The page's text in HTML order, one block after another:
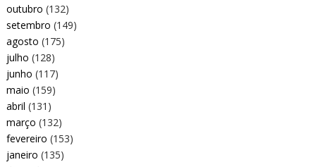
outubro (132)
setembro (149)
agosto (175)
julho (128)
junho (117)
maio (159)
abril (131)
março (132)
fevereiro (153)
janeiro (135)